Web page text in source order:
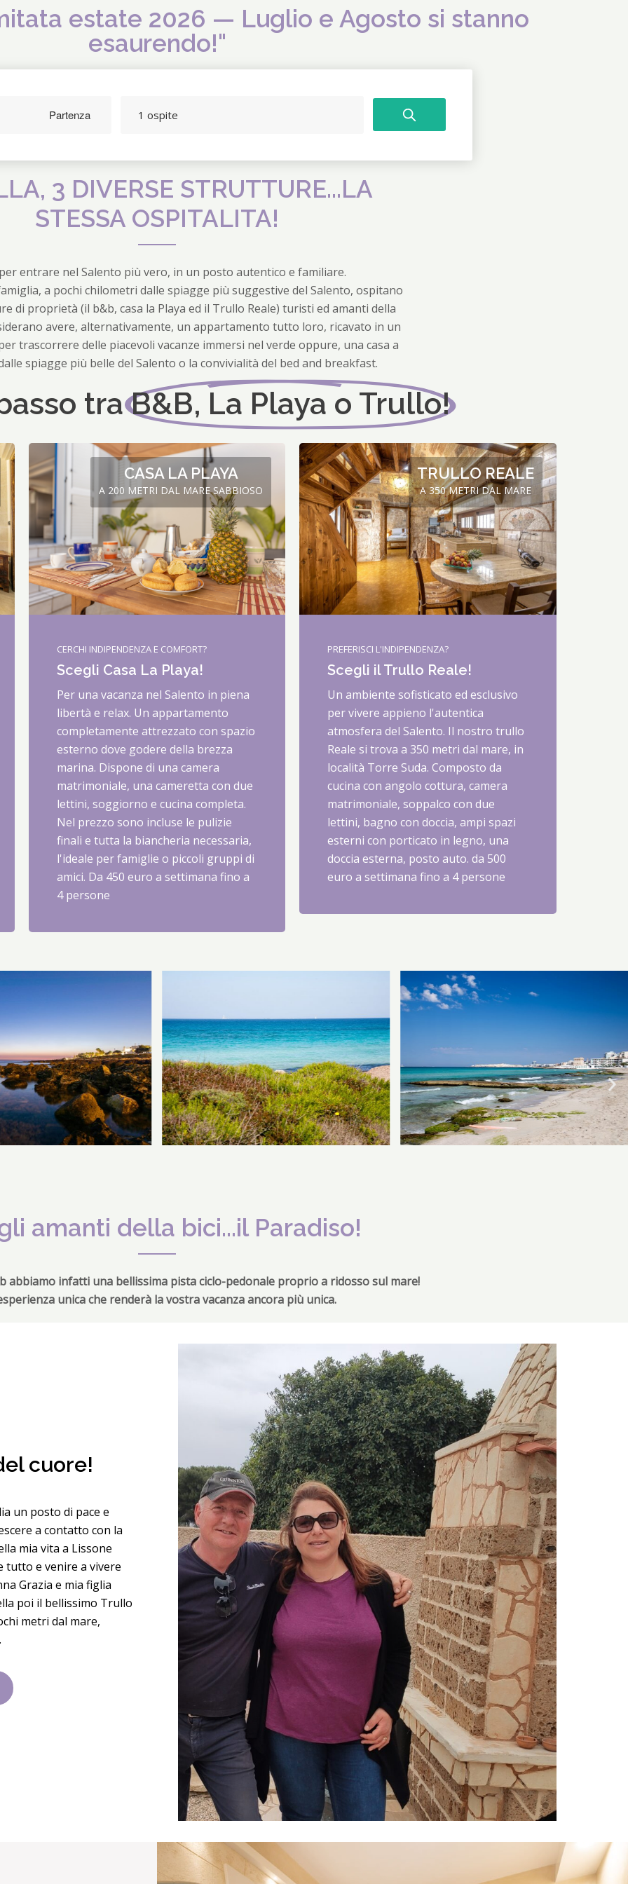
estate 2026 — Luglio e Agosto si stanno
esaurendo!"
1 ospite
3 DIVERSE STRUTTURE...LA
STESSA OSPITALITA!
entrare nel Salento più vero, in un posto autentico e familiare.
a pochi chilometri dalle spiagge più suggestive del Salento, ospitano
di proprietà (il b&b, casa la Playa ed il Trullo Reale) turisti ed amanti della
avere, alternativamente, un appartamento tutto loro, ricavato in un
trascorrere delle piacevoli vacanze immersi nel verde oppure, una casa a
spiagge più belle del Salento o la convivialità del bed and breakfast.
traB&B, La Playa o Trullo!
CASA LA PLAYA
A 200 METRI DAL MARE SABBIOSO
CERCHI INDIPENDENZA E COMFORT?
Scegli Casa La Playa!
Per una vacanza nel Salento in piena
libertà e relax. Un appartamento
completamente attrezzato con spazio
esterno dove godere della brezza
marina. Dispone di una camera
matrimoniale, una cameretta con due
lettini, soggiorno e cucina completa.
Nel prezzo sono incluse le pulizie
finali e tutta la biancheria necessaria,
l'ideale per famiglie o piccoli gruppi di
amici. Da 450 euro a settimana fino a
4 persone
TRULLO REALE
A 350 METRI DAL MARE
PREFERISCI L'INDIPENDENZA?
Scegli il Trullo Reale!
Un ambiente sofisticato ed esclusivo
per vivere appieno l'autentica
atmosfera del Salento. Il nostro trullo
Reale si trova a 350 metri dal mare, in
località Torre Suda. Composto da
cucina con angolo cottura, camera
matrimoniale, soppalco con due
lettini, bagno con doccia, ampi spazi
esterni con porticato in legno, una
doccia esterna, posto auto. da 500
euro a settimana fino a 4 persone
amanti della bici...il Paradiso!
abbiamo infatti una bellissima pista ciclo-pedonale proprio a ridosso sul mare!
unica che renderà la vostra vacanza ancora più unica.
cuore!
un posto di pace e
a contatto con la
mia vita a Lissone
tutto e venire a vivere
Grazia e mia figlia
poi il bellissimo Trullo
metri dal mare,